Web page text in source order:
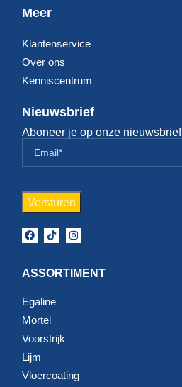
Meer
Klantenservice
Over ons
Kenniscentrum
Nieuwsbrief
Aboneer je op onze nieuwsbrief
ASSORTIMENT
Egaline
Mortel
Voorstrijk
Lijm
Vloercoating